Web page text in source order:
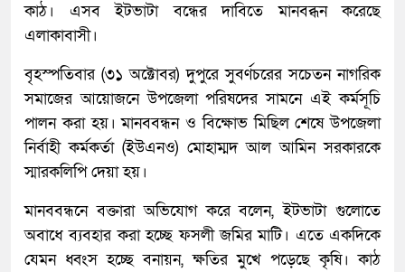
কাঠ। এসব ইটভাটা বন্ধের দাবিতে মানবব্ধন করেছে
এলাকাবাসী।
বৃহস্পতিবার (৩১ অক্টোবর) দুপুরে সুবর্ণচরের সচেতন নাগরিক
সমাজের আয়োজনে উপজেলা পরিষদের সামনে এই কর্মসূচি
পালন করা হয়। মানববন্ধন ও বিক্ষোভ মিছিল শেষে উপজেলা
নির্বাহী কর্মকর্তা (ইউএনও) মোহাম্মদ আল আমিন সরকারকে
স্মারকলিপি দেয়া হয়।
মানববন্ধনে বক্তারা অভিযোগ করে বলেন, ইটভাটা গুলোতে
অবাধে ব্যবহার করা হচ্ছে ফসলী জমির মাটি। এতে একদিকে
যেমন ধ্বংস হচ্ছে বনায়ন, ক্ষতির মুখে পড়েছে কৃষি। কাঠ